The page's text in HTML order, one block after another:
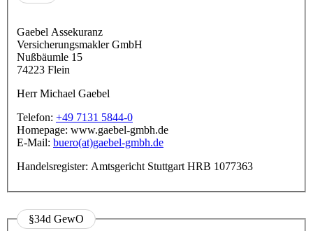
Gaebel Assekuranz
Versicherungsmakler GmbH
Nußbäumle 15
74223 Flein
Herr Michael Gaebel
Telefon: +49 7131 5844-0
Homepage: www.gaebel-gmbh.de
E-Mail: buero(at)gaebel-gmbh.de
Handelsregister: Amtsgericht Stuttgart HRB 1077363
§34d GewO